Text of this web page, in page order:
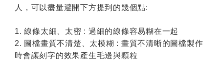
人，可以盡量避開下方提到的幾個點:
1. 線條太細、太密 : 過細的線條容易糊在一起
2. 圖檔畫質不清楚、太模糊 : 畫質不清晰的圖檔製作
時會讓刻字的效果產生毛邊與顆粒